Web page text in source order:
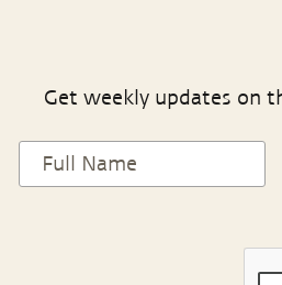
Get weekly updates on